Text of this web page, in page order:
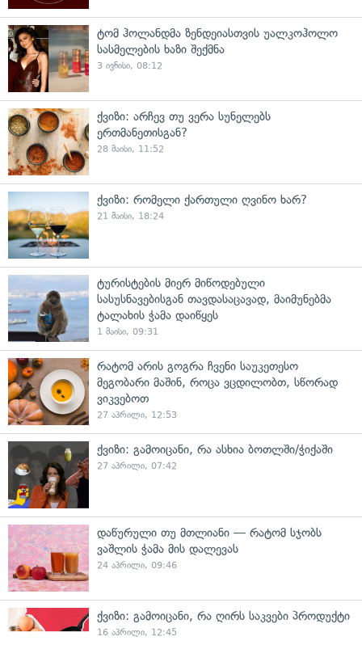
ტომ ჰოლანდმა ზენდეიასთვის უალკოჰოლო
სასმელების ხაზი შექმნა
3 ივნისი, 08:12
ქვიზი: არჩევ თუ ვერა სუნელებს
ერთმანეთისგან?
28 მაისი, 11:52
ქვიზი: რომელი ქართული ღვინო ხარ?
21 მაისი, 18:24
ტურისტების მიერ მიწოდებული
სასუსნავებისგან თავდასაცავად, მაიმუნებმა
ტალახის ჭამა დაიწყეს
1 მაისი, 09:31
რატომ არის გოგრა ჩვენი საუკეთესო
მეგობარი მაშინ, როცა ვცდილობთ, სწორად
ვიკვებოთ
27 აპრილი, 12:53
ქვიზი: გამოიცანი, რა ასხია ბოთლში/ჭიქაში
27 აპრილი, 07:42
დაწურული თუ მთლიანი — რატომ სჯობს
ვაშლის ჭამა მის დალევას
24 აპრილი, 09:46
ქვიზი: გამოიცანი, რა ღირს საკვები პროდუქტი
16 აპრილი, 12:45